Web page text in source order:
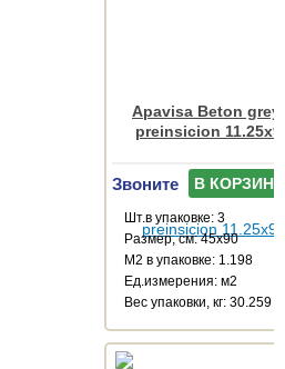
Apavisa Beton
preinsicion
Звоните В КОРЗИНУ
Шт.в упаковке: 3
Размер, см: 45x90
М2 в упаковке: 1.198
Ед.измерения: м2
Веc упаковки, кг: 30.259